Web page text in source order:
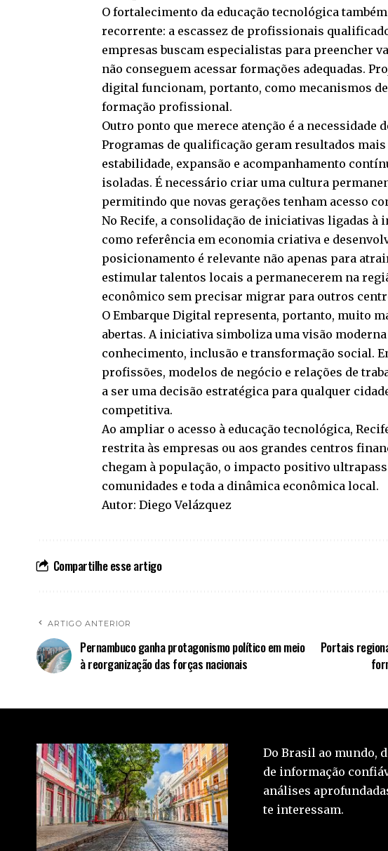
O fortalecimento da educação tecnológica
recorrente: a escassez de profissionais
empresas buscam especialistas para preencher
não conseguem acessar formações adequadas.
digital funcionam, portanto, como mecanismos
formação profissional.
Outro ponto que merece atenção é a necessidade
Programas de qualificação geram resultados
estabilidade, expansão e acompanhamento
isoladas. É necessário criar uma cultura
permitindo que novas gerações tenham acesso
No Recife, a consolidação de iniciativas ligadas à
como referência em economia criativa e
posicionamento é relevante não apenas para
estimular talentos locais a permanecerem na
econômico sem precisar migrar para outros
O Embarque Digital representa, portanto, muito
abertas. A iniciativa simboliza uma visão
conhecimento, inclusão e transformação social.
profissões, modelos de negócio e relações de
a ser uma decisão estratégica para qualquer
competitiva.
Ao ampliar o acesso à educação tecnológica,
restrita às empresas ou aos grandes centros
chegam à população, o impacto positivo
comunidades e toda a dinâmica econômica local.
Autor: Diego Velázquez
Compartilhe esse artigo
ARTIGO ANTERIOR
Pernambuco ganha protagonismo político em meio
à reorganização das forças nacionais
Portais
Do Brasil ao mundo,
de informação
análises
te interessam.